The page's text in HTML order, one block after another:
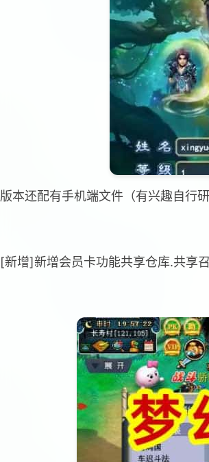
版本还配有手机端文件（有兴趣自行研
[新增]新增会员卡功能共享仓库.共享